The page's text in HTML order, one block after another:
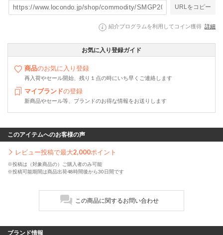
URLをコピー
紹介プログラムを利用してコイン獲得 詳細
お気に入り登録ガイド
商品のお気に入り登録
再入荷やセール開始、残り１点の時にいち早くご連絡します
マイブランドの登録
新商品やセール等、ブランドのお得な情報をお送りします
このアイテムへのお客様の声
レビュー投稿で最大2,000ポイント
※投稿は（対象商品の）ご購入者のみ可能
※投稿可能期間は商品出荷48時間後から30日間です
この商品に関するお問い合わせ
ブランド情報